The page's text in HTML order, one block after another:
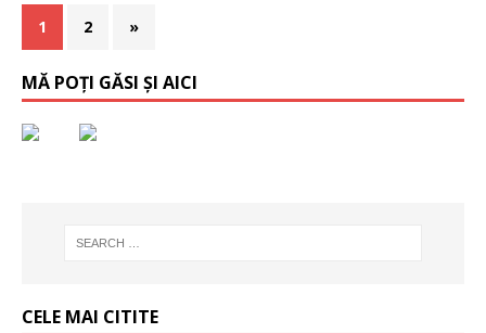
1 2 »
MĂ POȚI GĂSI ȘI AICI
CELE MAI CITITE